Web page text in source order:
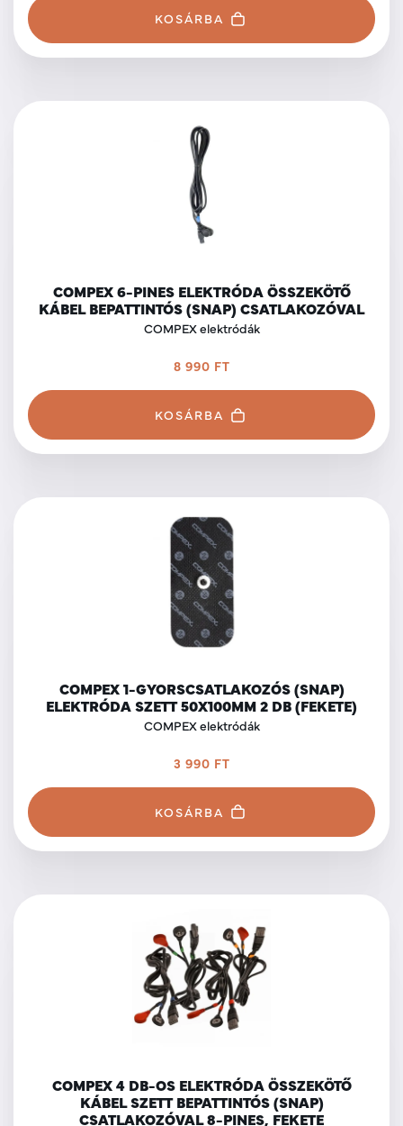
KOSÁRBA
COMPEX 6-PINES ELEKTRÓDA ÖSSZEKÖTŐ
KÁBEL BEPATTINTÓS (SNAP) CSATLAKOZÓVAL
COMPEX elektródák
8 990 FT
KOSÁRBA
COMPEX 1-GYORSCSATLAKOZÓS (SNAP)
ELEKTRÓDA SZETT 50X100MM 2 DB (FEKETE)
COMPEX elektródák
3 990 FT
KOSÁRBA
COMPEX 4 DB-OS ELEKTRÓDA ÖSSZEKÖTŐ
KÁBEL SZETT BEPATTINTÓS (SNAP)
CSATLAKOZÓVAL 8-PINES, FEKETE